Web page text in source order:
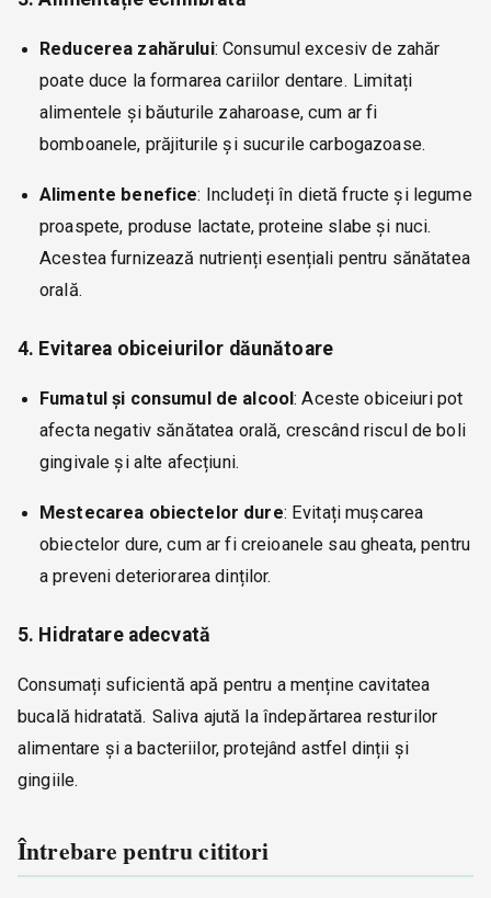
Reducerea zahărului: Consumul excesiv de zahăr
poate duce la formarea cariilor dentare. Limitați
alimentele și băuturile zaharoase, cum ar fi
bomboanele, prăjiturile și sucurile carbogazoase.
Alimente benefice: Includeți în dietă fructe și legume
proaspete, produse lactate, proteine slabe și nuci.
Acestea furnizează nutrienți esențiali pentru sănătatea
orală.
4. Evitarea obiceiurilor dăunătoare
Fumatul și consumul de alcool: Aceste obiceiuri pot
afecta negativ sănătatea orală, crescând riscul de boli
gingivale și alte afecțiuni.
Mestecarea obiectelor dure: Evitați mușcarea
obiectelor dure, cum ar fi creioanele sau gheata, pentru
a preveni deteriorarea dinților.
5. Hidratare adecvată
Consumați suficientă apă pentru a menține cavitatea
bucală hidratată. Saliva ajută la îndepărtarea resturilor
alimentare și a bacteriilor, protejând astfel dinții și
gingiile.
Întrebare pentru cititori